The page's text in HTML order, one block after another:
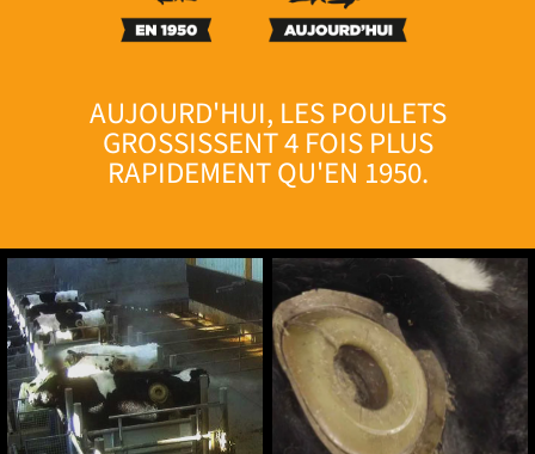
AUJOURD'HUI, LES POULETS
GROSSISSENT4 FOISPLUS
RAPIDEMENT QU'EN 1950.